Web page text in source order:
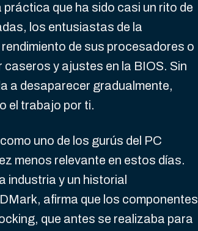
que ha sido casi un rito de
los entusiastas de la
de sus procesadores o
y ajustes en la BIOS. Sin
a desaparecer gradualmente,
el trabajo por ti.
uno de los gurús del PC
menos relevante en estos días.
industria y un historial
afirma que los componentes
que antes se realizaba para